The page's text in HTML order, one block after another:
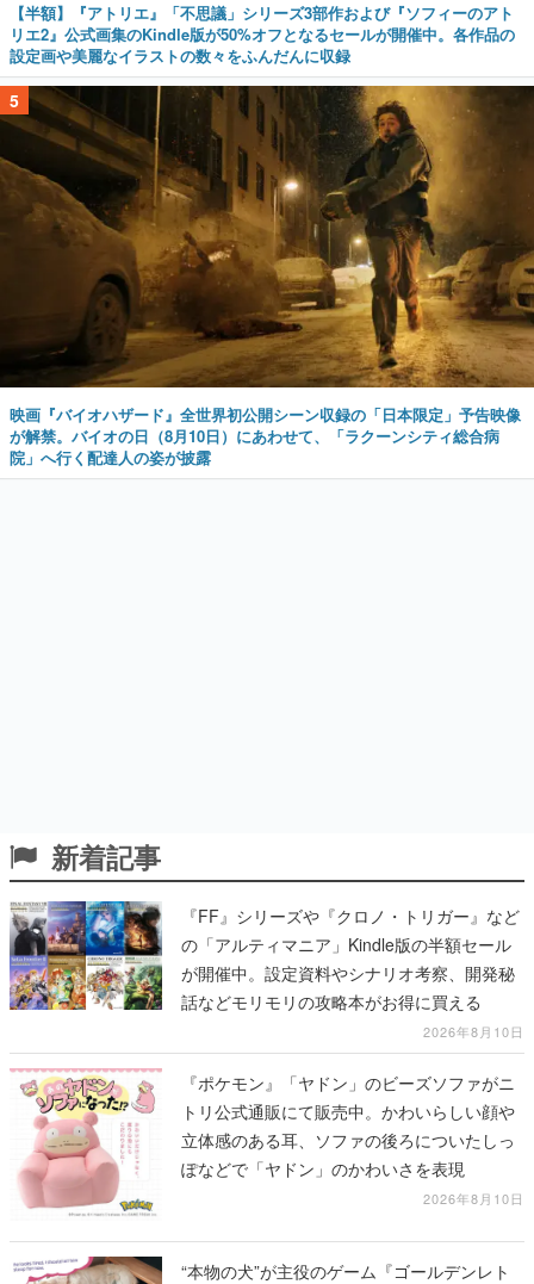
【半額】『アトリエ』「不思議」シリーズ3部作および『ソフィーのアト
リエ2』公式画集のKindle版が50%オフとなるセールが開催中。各作品の
設定画や美麗なイラストの数々をふんだんに収録
5
映画『バイオハザード』全世界初公開シーン収録の「日本限定」予告映像
が解禁。バイオの日（8月10日）にあわせて、「ラクーンシティ総合病
院」へ行く配達人の姿が披露
新着記事
『FF』シリーズや『クロノ・トリガー』など
の「アルティマニア」Kindle版の半額セール
が開催中。設定資料やシナリオ考察、開発秘
話などモリモリの攻略本がお得に買える
2026年8月10日
『ポケモン』「ヤドン」のビーズソファがニ
トリ公式通販にて販売中。かわいらしい顔や
立体感のある耳、ソファの後ろについたしっ
ぽなどで「ヤドン」のかわいさを表現
2026年8月10日
“本物の犬”が主役のゲーム『ゴールデンレト